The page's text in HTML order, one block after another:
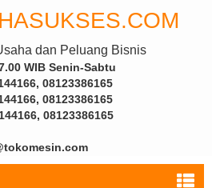
dan Peluang Bisnis
WIB Senin-Sabtu
08123386165
08123386165
08123386165